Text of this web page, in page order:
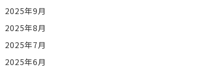
2025年9月
2025年8月
2025年7月
2025年6月